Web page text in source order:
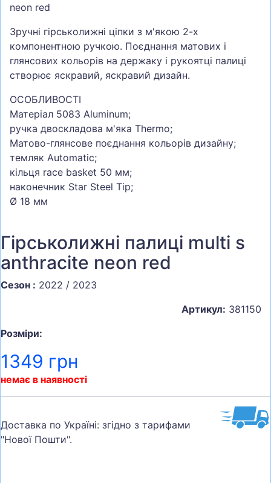
ВЗУТТЯ
СУМКИ
ШОЛОМИ, ЗАХИСТ, ОКУЛЯРИ
БІГ, ФІТНЕС, М'ЯЧІ
ВЕЛОСИПЕДИ
САМОКАТИ
ТЕНІС, БАДМІНТОН
ВОДНІ ВИДИ СПОРТУ
ТУРИЗМ
neon red
Зручні гірськолижні ціпки з м'якою 2-х
компонентною ручкою. Поєднання матових і
глянсових кольорів на держаку і рукоятці палиці
створює яскравий, яскравий дизайн.
ОСОБЛИВОСТІ
Матеріал 5083 Aluminum;
ручка двоскладова м'яка Thermo;
Матово-глянсове поєднання кольорів дизайну;
темляк Automatic;
кільця race basket 50 мм;
наконечник Star Steel Tip;
Ø 18 мм
Гірськолижні палиці multi s
anthracite neon red
Сезон : 2022 / 2023
Артикул: 381150
Розміри:
1349 грн
немає в наявності
Доставка по Україні: згідно з тарифами
"Нової Пошти".